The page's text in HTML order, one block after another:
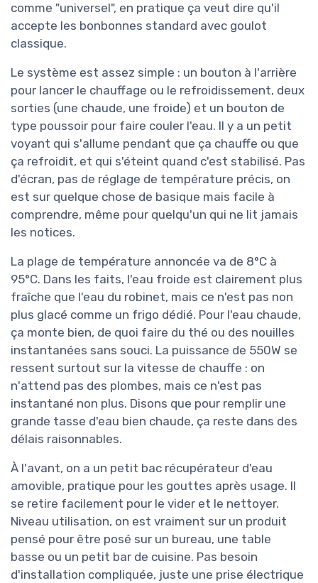
comme "universel", en pratique ça veut dire qu'il
accepte les bonbonnes standard avec goulot
classique.
Le système est assez simple : un bouton à l'arrière
pour lancer le chauffage ou le refroidissement, deux
sorties (une chaude, une froide) et un bouton de
type poussoir pour faire couler l'eau. Il y a un petit
voyant qui s'allume pendant que ça chauffe ou que
ça refroidit, et qui s'éteint quand c'est stabilisé. Pas
d'écran, pas de réglage de température précis, on
est sur quelque chose de basique mais facile à
comprendre, même pour quelqu'un qui ne lit jamais
les notices.
La plage de température annoncée va de 8°C à
95°C. Dans les faits, l'eau froide est clairement plus
fraîche que l'eau du robinet, mais ce n'est pas non
plus glacé comme un frigo dédié. Pour l'eau chaude,
ça monte bien, de quoi faire du thé ou des nouilles
instantanées sans souci. La puissance de 550W se
ressent surtout sur la vitesse de chauffe : on
n'attend pas des plombes, mais ce n'est pas
instantané non plus. Disons que pour remplir une
grande tasse d'eau bien chaude, ça reste dans des
délais raisonnables.
À l'avant, on a un petit bac récupérateur d'eau
amovible, pratique pour les gouttes après usage. Il
se retire facilement pour le vider et le nettoyer.
Niveau utilisation, on est vraiment sur un produit
pensé pour être posé sur un bureau, une table
basse ou un petit bar de cuisine. Pas besoin
d'installation compliquée, juste une prise électrique